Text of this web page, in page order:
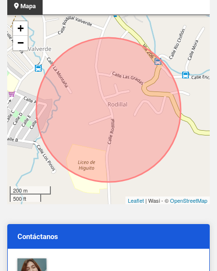
Mapa
+
−
200 m
500 ft
Leaflet | Wasi - ©OpenStreetMap
Contáctanos